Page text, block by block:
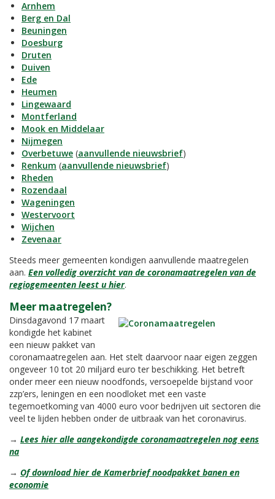
Arnhem
Berg en Dal
Beuningen
Doesburg
Druten
Duiven
Ede
Heumen
Lingewaard
Montferland
Mook en Middelaar
Nijmegen
Overbetuwe (aanvullende nieuwsbrief)
Renkum (aanvullende nieuwsbrief)
Rheden
Rozendaal
Wageningen
Westervoort
Wijchen
Zevenaar
Steeds meer gemeenten kondigen aanvullende maatregelen
aan. Een volledig overzicht van de coronamaatregelen van de
regiogemeenten leest u hier.
Meer maatregelen?
Dinsdagavond 17 maart
kondigde het kabinet
een nieuw pakket van
coronamaatregelen aan. Het stelt daarvoor naar eigen zeggen
ongeveer 10 tot 20 miljard euro ter beschikking. Het betreft
onder meer een nieuw noodfonds, versoepelde bijstand voor
zzp’ers, leningen en een noodloket met een vaste
tegemoetkoming van 4000 euro voor bedrijven uit sectoren die
veel te lijden hebben onder de uitbraak van het coronavirus.
→ Lees hier alle aangekondigde coronamaatregelen nog eens
na
→ Of download hier de Kamerbrief noodpakket banen en
economie